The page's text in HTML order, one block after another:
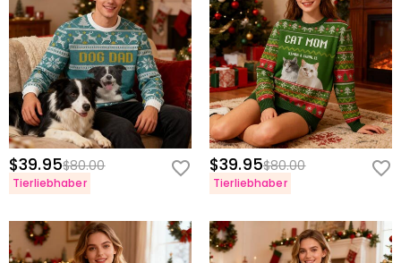
$39.95$80.00
Tierliebhaber
$39.95$80.00
Tierliebhaber